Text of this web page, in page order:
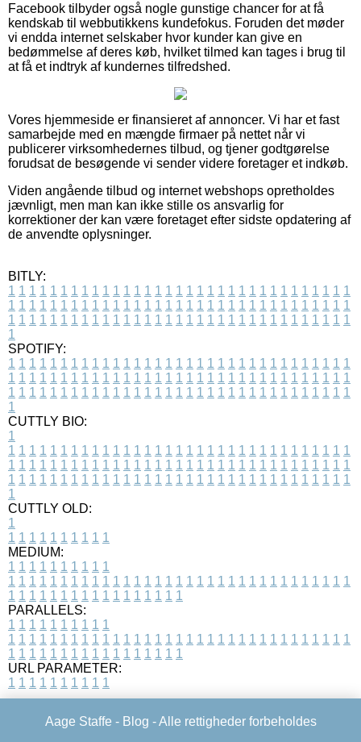
Facebook tilbyder også nogle gunstige chancer for at få
kendskab til webbutikkens kundefokus. Foruden det møder
vi endda internet selskaber hvor kunder kan give en
bedømmelse af deres køb, hvilket tilmed kan tages i brug til
at få et indtryk af kundernes tilfredshed.
Vores hjemmeside er finansieret af annoncer. Vi har et fast
samarbejde med en mængde firmaer på nettet når vi
publicerer virksomhedernes tilbud, og tjener godtgørelse
forudsat de besøgende vi sender videre foretager et indkøb.
Viden angående tilbud og internet webshops opretholdes
jævnligt, men man kan ikke stille os ansvarlig for
korrektioner der kan være foretaget efter sidste opdatering af
de anvendte oplysninger.
BITLY:
1 1 1 1 1 1 1 1 1 1 1 1 1 1 1 1 1 1 1 1 1 1 1 1 1 1 1 1 1 1 1 1 1
1 1 1 1 1 1 1 1 1 1 1 1 1 1 1 1 1 1 1 1 1 1 1 1 1 1 1 1 1 1 1 1 1
1 1 1 1 1 1 1 1 1 1 1 1 1 1 1 1 1 1 1 1 1 1 1 1 1 1 1 1 1 1 1 1 1
1
SPOTIFY:
1 1 1 1 1 1 1 1 1 1 1 1 1 1 1 1 1 1 1 1 1 1 1 1 1 1 1 1 1 1 1 1 1
1 1 1 1 1 1 1 1 1 1 1 1 1 1 1 1 1 1 1 1 1 1 1 1 1 1 1 1 1 1 1 1 1
1 1 1 1 1 1 1 1 1 1 1 1 1 1 1 1 1 1 1 1 1 1 1 1 1 1 1 1 1 1 1 1 1
1
CUTTLY BIO:
1
1 1 1 1 1 1 1 1 1 1 1 1 1 1 1 1 1 1 1 1 1 1 1 1 1 1 1 1 1 1 1 1 1
1 1 1 1 1 1 1 1 1 1 1 1 1 1 1 1 1 1 1 1 1 1 1 1 1 1 1 1 1 1 1 1 1
1 1 1 1 1 1 1 1 1 1 1 1 1 1 1 1 1 1 1 1 1 1 1 1 1 1 1 1 1 1 1 1 1
1
CUTTLY OLD:
1
1 1 1 1 1 1 1 1 1 1
MEDIUM:
1 1 1 1 1 1 1 1 1 1
1 1 1 1 1 1 1 1 1 1 1 1 1 1 1 1 1 1 1 1 1 1 1 1 1 1 1 1 1 1 1 1 1
1 1 1 1 1 1 1 1 1 1 1 1 1 1 1 1 1
PARALLELS:
1 1 1 1 1 1 1 1 1 1
1 1 1 1 1 1 1 1 1 1 1 1 1 1 1 1 1 1 1 1 1 1 1 1 1 1 1 1 1 1 1 1 1
1 1 1 1 1 1 1 1 1 1 1 1 1 1 1 1 1
URL PARAMETER:
1 1 1 1 1 1 1 1 1 1
Aage Staffe - Blog - Alle rettigheder forbeholdes